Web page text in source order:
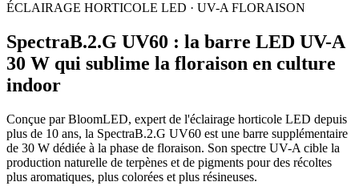
ÉCLAIRAGE HORTICOLE LED · UV-A FLORAISON
SpectraB.2.G UV60 : la barre LED UV-A
30 W qui sublime la floraison en culture
indoor
Conçue par BloomLED, expert de l'éclairage horticole LED depuis
plus de 10 ans, la SpectraB.2.G UV60 est une barre supplémentaire
de 30 W dédiée à la phase de floraison. Son spectre UV-A cible la
production naturelle de terpènes et de pigments pour des récoltes
plus aromatiques, plus colorées et plus résineuses.